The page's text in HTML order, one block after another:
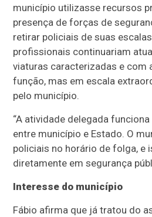
município utilizasse recursos
presença de forças de
retirar policiais de suas
profissionais continuariam
viaturas caracterizadas e com
função, mas em escala
pelo município.
“A atividade delegada
entre município e Estado. O
policiais no horário de folga, e
diretamente em segurança
Interesse do município
Fábio afirma que já tratou do